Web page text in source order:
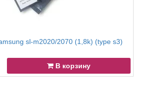
sl-m2020/2070 (1,8k) (type s3)
В корзину